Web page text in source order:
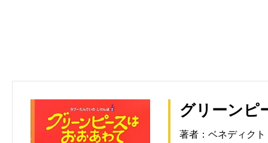
グリーンピ
著者：ベネディク